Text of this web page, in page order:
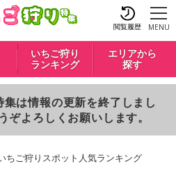
閲覧履歴 MENU
いちご狩り
ランキング
エリアから
探す
は情報の更新を終了しまし
よろしくお願いします。
ちご狩りスポット人気ランキング